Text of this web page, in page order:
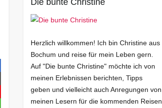
Die bunte Christine
Herzlich willkommen! Ich bin Christine aus
Bochum und reise für mein Leben gern.
Auf "Die bunte Christine" möchte ich von
meinen Erlebnissen berichten, Tipps
geben und vielleicht auch Anregungen von
meinen Lesern für die kommenden Reisen